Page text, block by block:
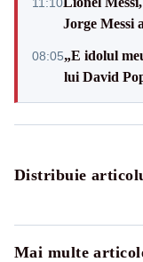
Jorge Messi
08:05„E idolul
lui David
Distribuie
Mai multe